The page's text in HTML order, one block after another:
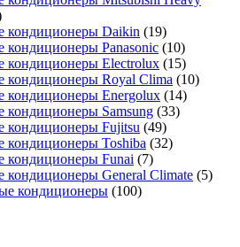
кондиционеры Daikin (19)
кондиционеры Panasonic (10)
кондиционеры Electrolux (15)
кондиционеры Royal Clima (10)
кондиционеры Energolux (14)
кондиционеры Samsung (33)
кондиционеры Fujitsu (49)
кондиционеры Toshiba (32)
кондиционеры Funai (7)
кондиционеры General Climate (5)
кондиционеры (100)